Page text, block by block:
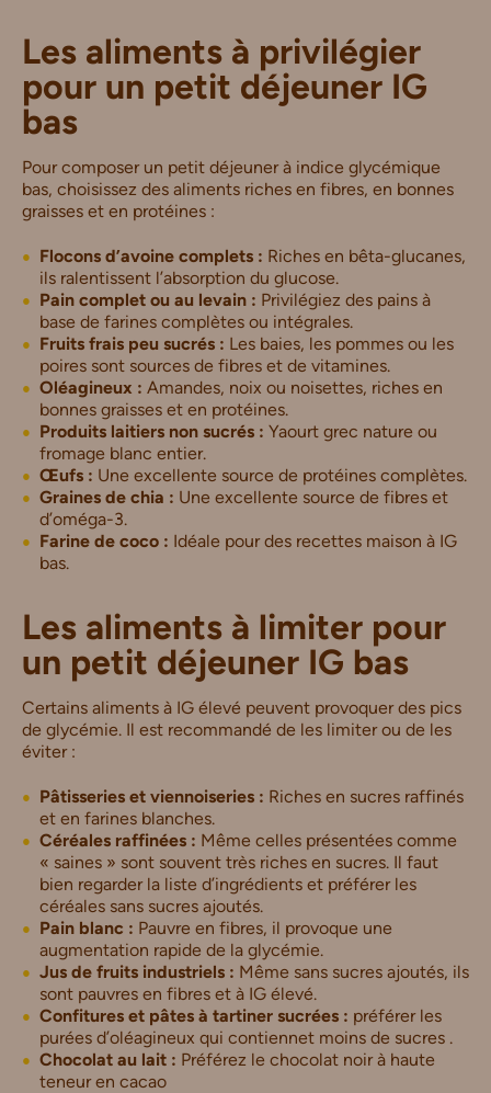
Les aliments à privilégier
pour un petit déjeuner IG
bas
Pour composer un petit déjeuner à indice glycémique
bas, choisissez des aliments riches en fibres, en bonnes
graisses et en protéines :
Flocons d’avoine complets : Riches en bêta-glucanes,
ils ralentissent l’absorption du glucose.
Pain complet ou au levain : Privilégiez des pains à
base de farines complètes ou intégrales.
Fruits frais peu sucrés : Les baies, les pommes ou les
poires sont sources de fibres et de vitamines.
Oléagineux : Amandes, noix ou noisettes, riches en
bonnes graisses et en protéines.
Produits laitiers non sucrés : Yaourt grec nature ou
fromage blanc entier.
Œufs : Une excellente source de protéines complètes.
Graines de chia : Une excellente source de fibres et
d’oméga-3.
Farine de coco : Idéale pour des recettes maison à IG
bas.
Les aliments à limiter pour
un petit déjeuner IG bas
Certains aliments à IG élevé peuvent provoquer des pics
de glycémie. Il est recommandé de les limiter ou de les
éviter :
Pâtisseries et viennoiseries : Riches en sucres raffinés
et en farines blanches.
Céréales raffinées : Même celles présentées comme
« saines » sont souvent très riches en sucres. Il faut
bien regarder la liste d’ingrédients et préférer les
céréales sans sucres ajoutés.
Pain blanc : Pauvre en fibres, il provoque une
augmentation rapide de la glycémie.
Jus de fruits industriels : Même sans sucres ajoutés, ils
sont pauvres en fibres et à IG élevé.
Confitures et pâtes à tartiner sucrées : préférer les
purées d’oléagineux qui contiennet moins de sucres .
Chocolat au lait : Préférez le chocolat noir à haute
teneur en cacao